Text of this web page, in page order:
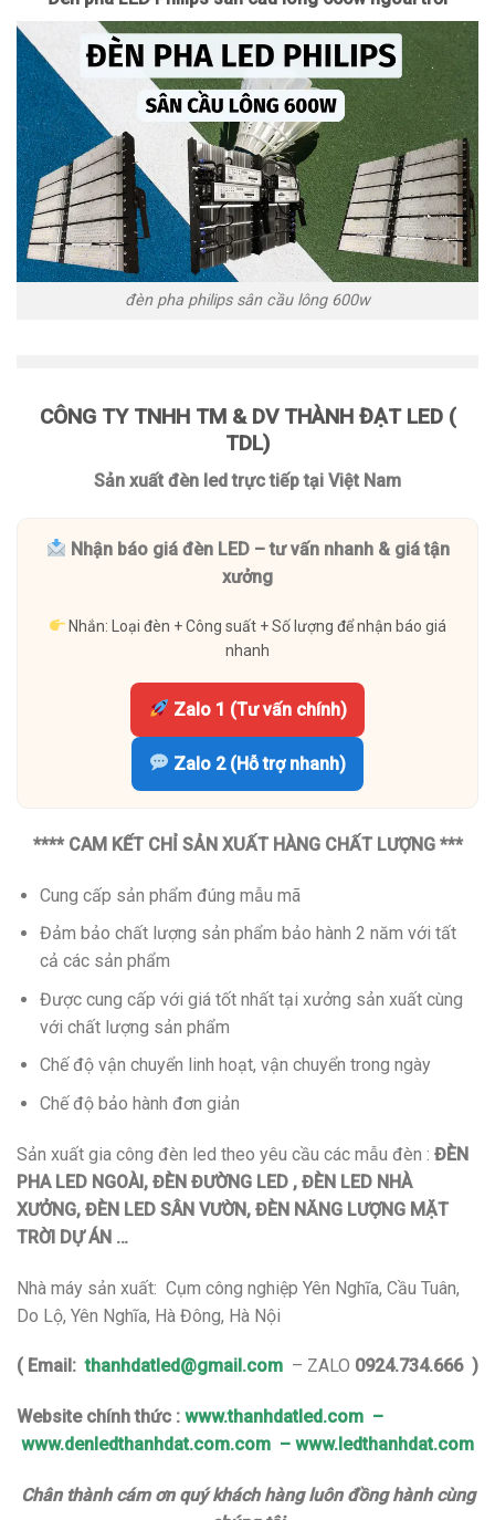
đèn pha philips sân cầu lông 600w
CÔNG TY TNHH TM & DV THÀNH ĐẠT LED (
TDL)
Sản xuất đèn led trực tiếp tại Việt Nam
Nhận báo giá đèn LED – tư vấn nhanh & giá tận
xưởng
Nhắn: Loại đèn + Công suất + Số lượng để nhận báo giá
nhanh
Zalo 1 (Tư vấn chính)
Zalo 2 (Hỗ trợ nhanh)
**** CAM KẾT CHỈ SẢN XUẤT HÀNG CHẤT LƯỢNG ***
Cung cấp sản phẩm đúng mẫu mã
Đảm bảo chất lượng sản phẩm bảo hành 2 năm với tất
cả các sản phẩm
Được cung cấp với giá tốt nhất tại xưởng sản xuất cùng
với chất lượng sản phẩm
Chế độ vận chuyển linh hoạt, vận chuyển trong ngày
Chế độ bảo hành đơn giản
Sản xuất gia công đèn led theo yêu cầu các mẫu đèn : ĐÈN
PHA LED NGOÀI, ĐÈN ĐƯỜNG LED , ĐÈN LED NHÀ
XƯỞNG, ĐÈN LED SÂN VƯỜN, ĐÈN NĂNG LƯỢNG MẶT
TRỜI DỰ ÁN …
Nhà máy sản xuất: Cụm công nghiệp Yên Nghĩa, Cầu Tuân,
Do Lộ, Yên Nghĩa, Hà Đông, Hà Nội
( Email: thanhdatled@gmail.com – ZALO 0924.734.666 )
Website chính thức : www.thanhdatled.com –
www.denledthanhdat.com.com – www.ledthanhdat.com
Chân thành cám ơn quý khách hàng luôn đồng hành cùng